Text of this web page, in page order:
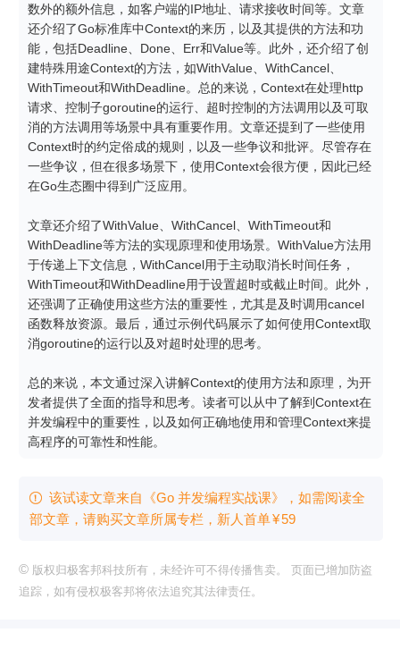
数外的额外信息，如客户端的IP地址、请求接收时间等。文章
还介绍了Go标准库中Context的来历，以及其提供的方法和功
能，包括Deadline、Done、Err和Value等。此外，还介绍了创
建特殊用途Context的方法，如WithValue、WithCancel、
WithTimeout和WithDeadline。总的来说，Context在处理http
请求、控制子goroutine的运行、超时控制的方法调用以及可取
消的方法调用等场景中具有重要作用。文章还提到了一些使用
Context时的约定俗成的规则，以及一些争议和批评。尽管存在
一些争议，但在很多场景下，使用Context会很方便，因此已经
在Go生态圈中得到广泛应用。
文章还介绍了WithValue、WithCancel、WithTimeout和
WithDeadline等方法的实现原理和使用场景。WithValue方法用
于传递上下文信息，WithCancel用于主动取消长时间任务，
WithTimeout和WithDeadline用于设置超时或截止时间。此外，
还强调了正确使用这些方法的重要性，尤其是及时调用cancel
函数释放资源。最后，通过示例代码展示了如何使用Context取
消goroutine的运行以及对超时处理的思考。
总的来说，本文通过深入讲解Context的使用方法和原理，为开
发者提供了全面的指导和思考。读者可以从中了解到Context在
并发编程中的重要性，以及如何正确地使用和管理Context来提
高程序的可靠性和性能。
 该试读文章来自《Go 并发编程实战课》，如需阅读全
部文章，请购买文章所属专栏 ，新⼈⾸单¥59
© 版权归极客邦科技所有，未经许可不得传播售卖。 页面已增加防盗
追踪，如有侵权极客邦将依法追究其法律责任。